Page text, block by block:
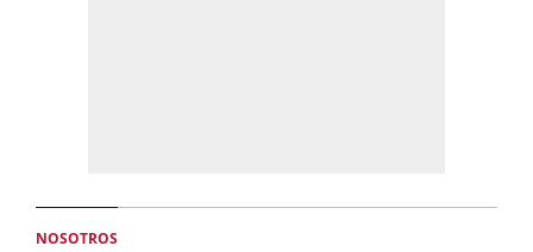
NOSOTROS